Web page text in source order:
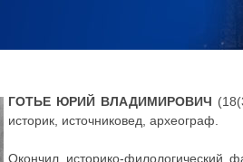
ГОТЬЕ ЮРИЙ ВЛАДИМИРОВИЧ
историк, источниковед, археограф.
Окончил историко-филологический